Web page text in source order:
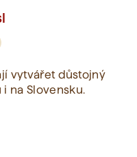
vytvářet důstojný
na Slovensku.